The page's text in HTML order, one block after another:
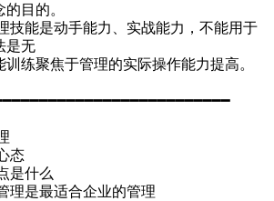
目的。
技能是动手能力、实战能力，不能用于
是无
练聚焦于管理的实际操作能力提高。
态
是什么
理是最适合企业的管理